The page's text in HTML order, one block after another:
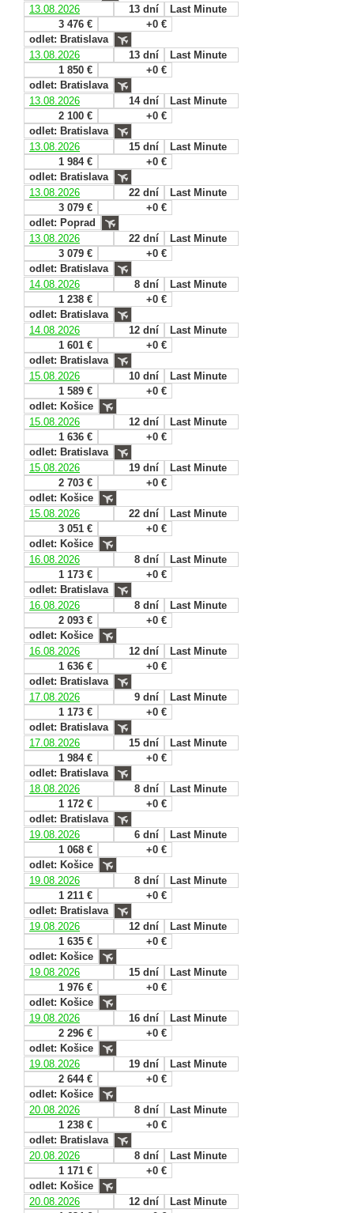
13.08.2026
13 dní
Last Minute
3 476 €
+0 €
odlet: Bratislava
13.08.2026
13 dní
Last Minute
1 850 €
+0 €
odlet: Bratislava
13.08.2026
14 dní
Last Minute
2 100 €
+0 €
odlet: Bratislava
13.08.2026
15 dní
Last Minute
1 984 €
+0 €
odlet: Bratislava
13.08.2026
22 dní
Last Minute
3 079 €
+0 €
odlet: Poprad
13.08.2026
22 dní
Last Minute
3 079 €
+0 €
odlet: Bratislava
14.08.2026
8 dní
Last Minute
1 238 €
+0 €
odlet: Bratislava
14.08.2026
12 dní
Last Minute
1 601 €
+0 €
odlet: Bratislava
15.08.2026
10 dní
Last Minute
1 589 €
+0 €
odlet: Košice
15.08.2026
12 dní
Last Minute
1 636 €
+0 €
odlet: Bratislava
15.08.2026
19 dní
Last Minute
2 703 €
+0 €
odlet: Košice
15.08.2026
22 dní
Last Minute
3 051 €
+0 €
odlet: Košice
16.08.2026
8 dní
Last Minute
1 173 €
+0 €
odlet: Bratislava
16.08.2026
8 dní
Last Minute
2 093 €
+0 €
odlet: Košice
16.08.2026
12 dní
Last Minute
1 636 €
+0 €
odlet: Bratislava
17.08.2026
9 dní
Last Minute
1 173 €
+0 €
odlet: Bratislava
17.08.2026
15 dní
Last Minute
1 984 €
+0 €
odlet: Bratislava
18.08.2026
8 dní
Last Minute
1 172 €
+0 €
odlet: Bratislava
19.08.2026
6 dní
Last Minute
1 068 €
+0 €
odlet: Košice
19.08.2026
8 dní
Last Minute
1 211 €
+0 €
odlet: Bratislava
19.08.2026
12 dní
Last Minute
1 635 €
+0 €
odlet: Košice
19.08.2026
15 dní
Last Minute
1 976 €
+0 €
odlet: Košice
19.08.2026
16 dní
Last Minute
2 296 €
+0 €
odlet: Košice
19.08.2026
19 dní
Last Minute
2 644 €
+0 €
odlet: Košice
20.08.2026
8 dní
Last Minute
1 238 €
+0 €
odlet: Bratislava
20.08.2026
8 dní
Last Minute
1 171 €
+0 €
odlet: Košice
20.08.2026
12 dní
Last Minute